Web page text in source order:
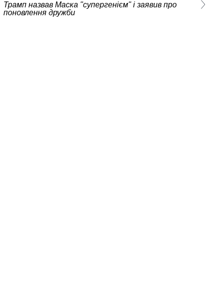
Трамп назвав Маска "супергенієм" і заявив про
поновлення дружби